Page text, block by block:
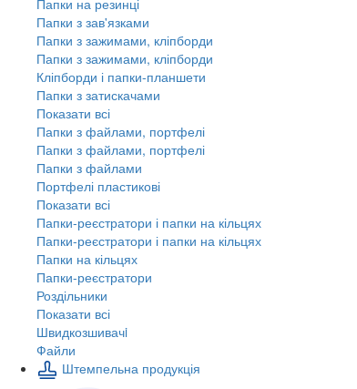
Папки з зав'язками
Папки з зажимами, кліпборди
Папки з зажимами, кліпборди
Кліпборди і папки-планшети
Папки з затискачами
Показати всі
Папки з файлами, портфелі
Папки з файлами, портфелі
Папки з файлами
Портфелі пластикові
Показати всі
Папки-реєстратори і папки на кільцях
Папки-реєстратори і папки на кільцях
Папки на кільцях
Папки-реєстратори
Роздільники
Показати всі
Швидкозшивачi
Файли
Штемпельна продукція